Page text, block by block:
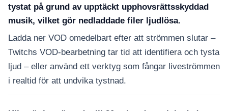
tystat på grund av upptäckt upphovsrättsskyddad
musik, vilket gör nedladdade filer ljudlösa.
Ladda ner VOD omedelbart efter att strömmen slutar –
Twitchs VOD-bearbetning tar tid att identifiera och tysta
ljud – eller använd ett verktyg som fångar liveströmmen
i realtid för att undvika tystnad.